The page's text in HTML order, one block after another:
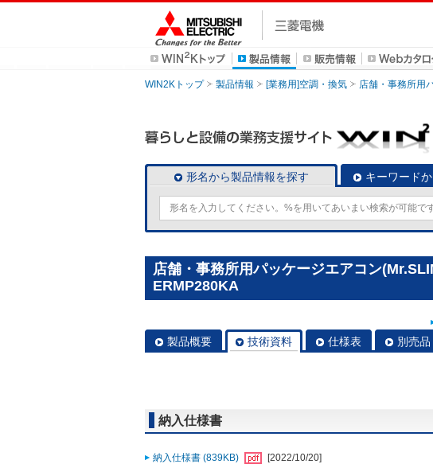
WIN2Kトップ 製品情報 [業務用]空調・換気 店舗・事務所用
形名から製品情報を探す キーワード
店舗・事務所用パッケージエアコン
ERMP280KA
製品概要 技術資料 仕様表 別売品
納入仕様書
納入仕様書 (839KB) [2022/10/20]